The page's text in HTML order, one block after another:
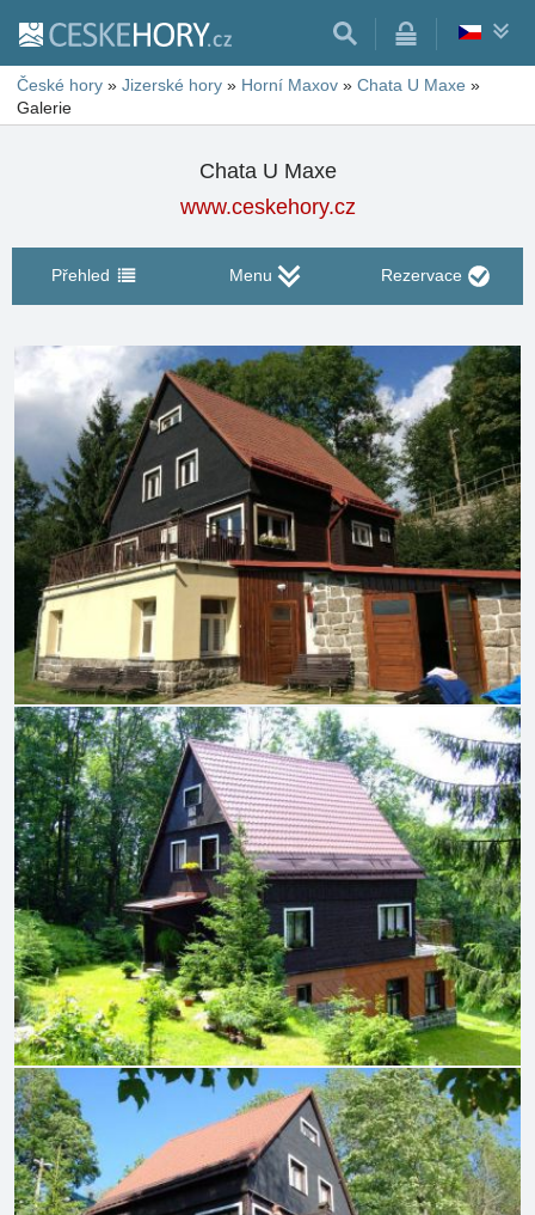
České hory » Jizerské hory » Horní Maxov » Chata U Maxe »
Galerie
Chata U Maxe
www.ceskehory.cz
Přehled Menu Rezervace